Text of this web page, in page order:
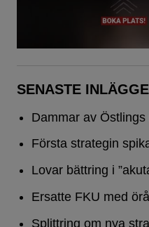
SENASTE
Dammar av Östlings
Första strategin
Lovar bättring i
Ersatte FKU med
Splittring om nya